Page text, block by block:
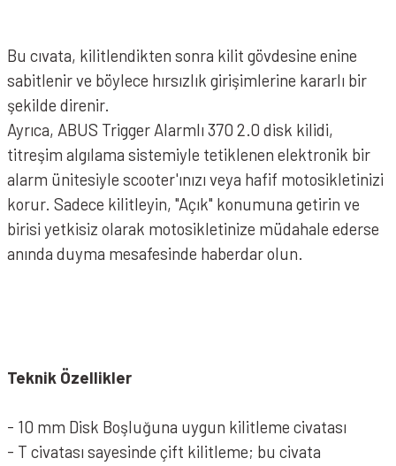
ABUS 8077 2.0 Granit Detecto XPLUS Disk Kilidi - Sarı
Bu cıvata, kilitlendikten sonra kilit gövdesine enine
sabitlenir ve böylece hırsızlık girişimlerine kararlı bir
şekilde direnir.
Ayrıca, ABUS Trigger Alarmlı 370 2.0 disk kilidi,
titreşim algılama sistemiyle tetiklenen elektronik bir
alarm ünitesiyle scooter'ınızı veya hafif motosikletinizi
korur. Sadece kilitleyin, "Açık" konumuna getirin ve
birisi yetkisiz olarak motosikletinize müdahale ederse
anında duyma mesafesinde haberdar olun.
Teknik Özellikler
- 10 mm Disk Boşluğuna uygun kilitleme civatası
- T civatası sayesinde çift kilitleme; bu civata